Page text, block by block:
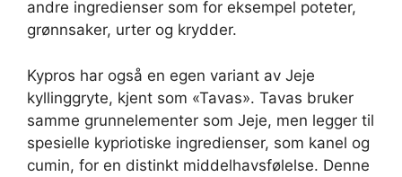
andre ingredienser som for eksempel poteter,
grønnsaker, urter og krydder.
Kypros har også en egen variant av Jeje
kyllinggryte, kjent som «Tavas». Tavas bruker
samme grunnelementer som Jeje, men legger til
spesielle kypriotiske ingredienser, som kanel og
cumin, for en distinkt middelhavsfølelse. Denne